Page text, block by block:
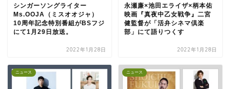
シンガーソングライター
Ms.OOJA（ミスオオジャ）
10周年記念特別番組がBSフジ
にて1月29日放送。
2022年1月28日
永瀬廉×池田エライザ×柄本佑
映画『真夜中乙女戦争』二宮
健監督が「活弁シネマ倶楽
部」にて語りつくす
2022年1月28日
ニュース ニュース